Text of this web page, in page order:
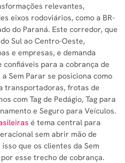
relevantes,
eixos rodoviários, como a BR-
do Paraná. Este corredor, que
Sul ao Centro-Oeste,
e empresas, e demanda
confiáveis para a cobrança de
Sem Parar se posiciona como
transportadoras, frotas de
com Tag de Pedágio, Tag para
e Seguro para Veículos.
é tema central para
sem abrir mão de
que os clientes da Sem
esse trecho de cobrança.